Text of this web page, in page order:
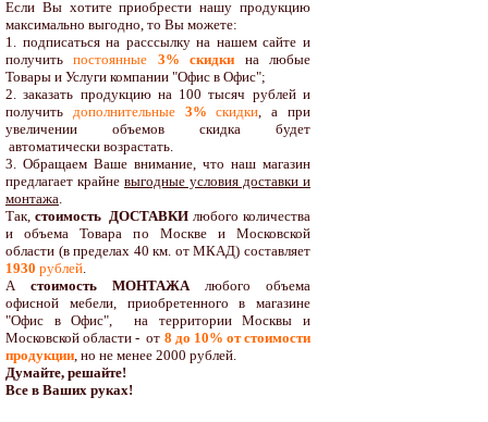
Если Вы хотите приобрести нашу продукцию
максимально выгодно, то Вы можете:
1. подписаться на расссылку на нашем сайте и
получитьпостоянные 3% скидки на любые
Товары и Услуги компании "Офис в Офис";
2. заказать продукцию на 100 тысяч рублей и
получить дополнительные3% скидки, а при
увеличении объемов скидка будет
автоматически возрастать.
3. Обращаем Ваше внимание, что наш магазин
предлагает крайне выгодные условия доставки и
монтажа.
Так, стоимость ДОСТАВКИлюбого количества
и объема Товара по Москве и Московской
области (в пределах 40 км. от МКАД) составляет
1930 рублей.
А стоимость МОНТАЖАлюбого объема
офисной мебели, приобретенного в магазине
"Офис в Офис", на территории Москвы и
Московской области - от 8 до 10% от стоимости
продукции, но не менее 2000 рублей.
Думайте, решайте!
Все в Ваших руках!